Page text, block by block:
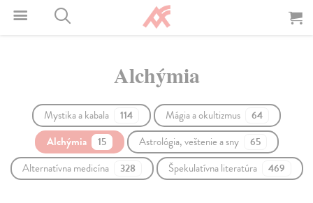
Alchýmia
Mystika a kabala 114 Mágia a okultizmus 64
Alchýmia 15 Astrológia, veštenie a sny 65
Alternatívna medicína 328 Špekulatívna literatúra 469